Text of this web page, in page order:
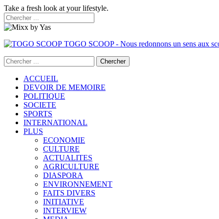
Take a fresh look at your lifestyle.
TOGO SCOOP - Nous redonnons un sens aux
ACCUEIL
DEVOIR DE MEMOIRE
POLITIQUE
SOCIETE
SPORTS
INTERNATIONAL
PLUS
ECONOMIE
CULTURE
ACTUALITES
AGRICULTURE
DIASPORA
ENVIRONNEMENT
FAITS DIVERS
INITIATIVE
INTERVIEW